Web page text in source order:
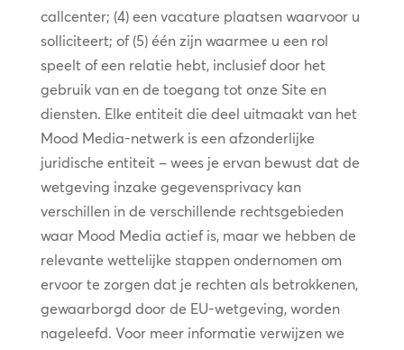
callcenter; (4) een vacature plaatsen waarvoor u
solliciteert; of (5) één zijn waarmee u een rol
speelt of een relatie hebt, inclusief door het
gebruik van en de toegang tot onze Site en
diensten. Elke entiteit die deel uitmaakt van het
Mood Media-netwerk is een afzonderlijke
juridische entiteit – wees je ervan bewust dat de
wetgeving inzake gegevensprivacy kan
verschillen in de verschillende rechtsgebieden
waar Mood Media actief is, maar we hebben de
relevante wettelijke stappen ondernomen om
ervoor te zorgen dat je rechten als betrokkenen,
gewaarborgd door de EU-wetgeving, worden
nageleefd. Voor meer informatie verwijzen we